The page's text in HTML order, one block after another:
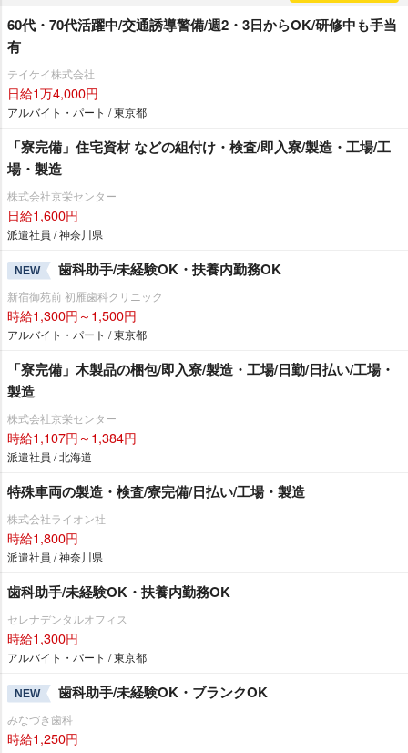
60代・70代活躍中/交通誘導警備/週2・3日からOK/研修中も手当
有
テイケイ株式会社
日給1万4,000円
アルバイト・パート / 東京都
「寮完備」住宅資材 などの組付け・検査/即入寮/製造・工場/工
場・製造
株式会社京栄センター
日給1,600円
派遣社員 / 神奈川県
NEW 歯科助手/未経験OK・扶養内勤務OK
新宿御苑前 初雁歯科クリニック
時給1,300円～1,500円
アルバイト・パート / 東京都
「寮完備」木製品の梱包/即入寮/製造・工場/日勤/日払い/工場・
製造
株式会社京栄センター
時給1,107円～1,384円
派遣社員 / 北海道
特殊車両の製造・検査/寮完備/日払い/工場・製造
株式会社ライオン社
時給1,800円
派遣社員 / 神奈川県
歯科助手/未経験OK・扶養内勤務OK
セレナデンタルオフィス
時給1,300円
アルバイト・パート / 東京都
NEW 歯科助手/未経験OK・ブランクOK
みなづき歯科
時給1,250円